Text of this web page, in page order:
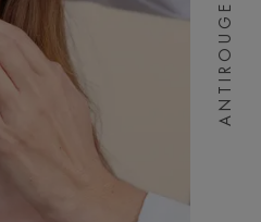
ANTIROUGEURS